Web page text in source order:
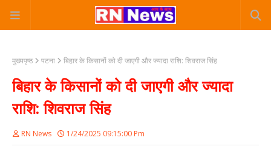
मुख्यपृष्ठ पटना बिहार के किसानों को दी जाएगी और ज्यादा राशि: शिवराज सिंह
बिहार के किसानों को दी जाएगी और ज्यादा
राशि: शिवराज सिंह
RN News 1/24/2025 09:15:00 Pm